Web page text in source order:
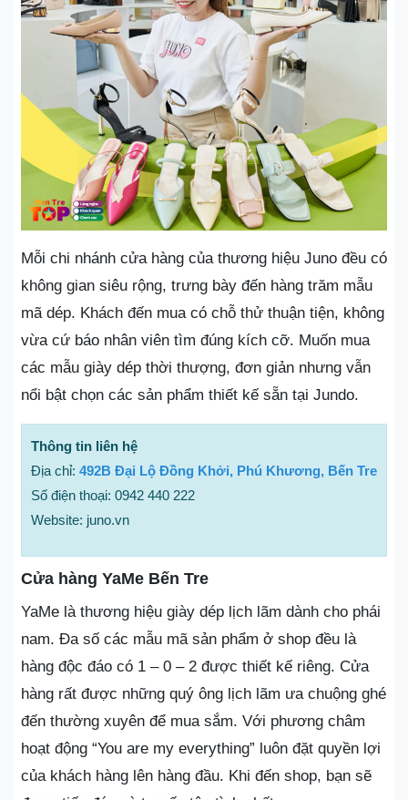
Mỗi chi nhánh cửa hàng của thương hiệu Juno đều có
không gian siêu rộng, trưng bày đến hàng trăm mẫu
mã dép. Khách đến mua có chỗ thử thuận tiện, không
vừa cứ báo nhân viên tìm đúng kích cỡ. Muốn mua
các mẫu giày dép thời thượng, đơn giản nhưng vẫn
nổi bật chọn các sản phẩm thiết kế sẵn tại Jundo.
Thông tin liên hệ
Địa chỉ: 492B Đại Lộ Đồng Khởi, Phú Khương, Bến Tre
Số điện thoại: 0942 440 222
Website: juno.vn
Cửa hàng YaMe Bến Tre
YaMe là thương hiệu giày dép lịch lãm dành cho phái
nam. Đa số các mẫu mã sản phẩm ở shop đều là
hàng độc đáo có 1 – 0 – 2 được thiết kế riêng. Cửa
hàng rất được những quý ông lịch lãm ưa chuộng ghé
đến thường xuyên để mua sắm. Với phương châm
hoạt động “You are my everything” luôn đặt quyền lợi
của khách hàng lên hàng đầu. Khi đến shop, bạn sẽ